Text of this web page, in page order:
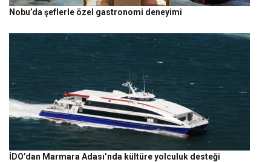
Nobu’da şeflerle özel gastronomi deneyimi
İDO’dan Marmara Adası’nda kültüre yolculuk desteği